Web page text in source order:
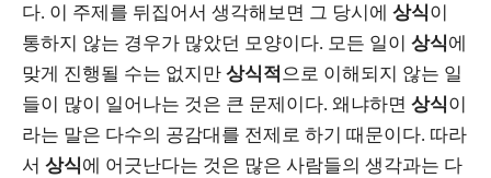
다. 이 주제를 뒤집어서 생각해보면 그 당시에 상식이
통하지 않는 경우가 많았던 모양이다. 모든 일이 상식에
맞게 진행될 수는 없지만 상식적 으로 이해되지 않는 일
들이 많이 일어나는 것은 큰 문제이다. 왜냐하면 상식이
라는 말은 다수의 공감대를 전제로 하기 때문이다. 따라
서 상식에 어긋난다는 것은 많은 사람들의 생각과는 다